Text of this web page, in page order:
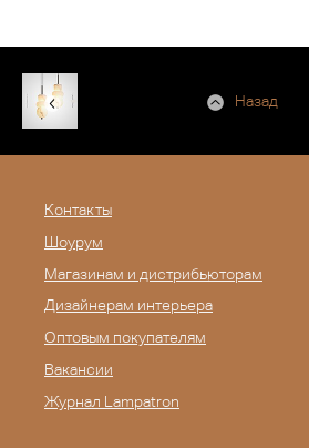
Назад
Контакты
Шоурум
Магазинам и дистрибьюторам
Дизайнерам интерьера
Оптовым покупателям
Вакансии
Журнал Lampatron